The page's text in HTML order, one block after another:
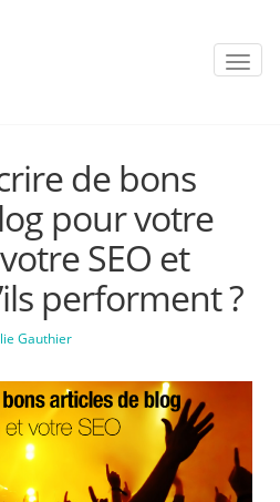
T
g
a
de bons
pour votre
SEO et
performent ?
Gauthier